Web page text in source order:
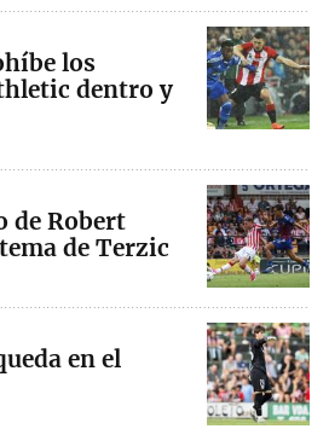
los
dentro y
de Robert
de Terzic
en el